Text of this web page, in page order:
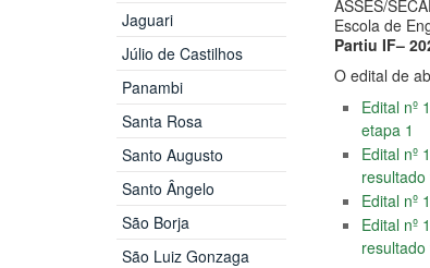
Jaguari
Júlio de Castilhos
Panambi
Santa Rosa
Santo Augusto
Santo Ângelo
São Borja
São Luiz Gonzaga
ASSES/
Escola de
Partiu IF–
O edital de
Edital nº
etapa 1
Edital nº
Edital nº
Edital nº
resultado